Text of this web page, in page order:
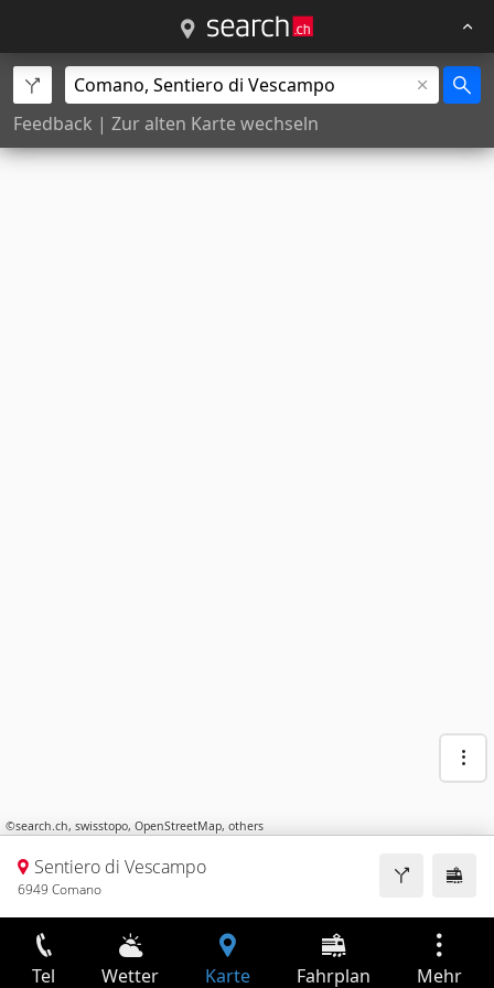
Feedback | Zur alten Karte wechseln
©search.ch, swisstopo, OpenStreetMap, others
Sentiero di Vescampo
6949 Comano
Tel Wetter Karte Fahrplan Mehr